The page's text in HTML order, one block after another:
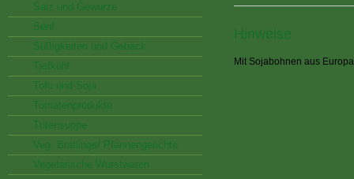
Salz und Gewürze
Senf
Süßigkeiten und Gebäck
Tiefkühl
Tofu und Soja
Tomatenprodukte
Tütensuppe
Veg. Bratlinge/ Pfannengerichte
Vegetarische Wurstwaren
Hinweise
Mit Sojabohnen aus